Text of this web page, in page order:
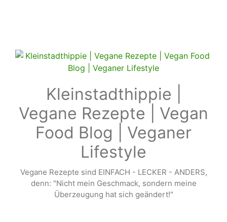
Kleinstadthippie |
Vegane Rezepte | Vegan
Food Blog | Veganer
Lifestyle
Vegane Rezepte sind EINFACH - LECKER - ANDERS,
denn: "Nicht mein Geschmack, sondern meine
Überzeugung hat sich geändert!"